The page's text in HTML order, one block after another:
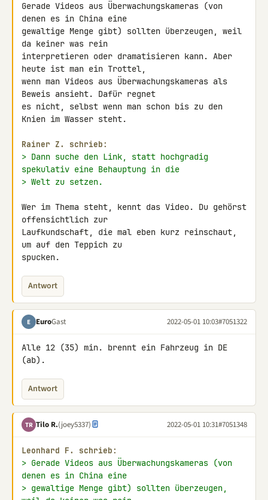
Gerade Videos aus Überwachungskameras (von
denen es in China eine
gewaltige Menge gibt) sollten überzeugen, weil
da keiner was rein
interpretieren oder dramatisieren kann. Aber
heute ist man ein Trottel,
wenn man Videos aus Überwachungskameras als
Beweis ansieht. Dafür regnet
es nicht, selbst wenn man schon bis zu den
Knien im Wasser steht.
Rainer Z. schrieb:
> Dann suche den Link, statt hochgradig
spekulativ eine Behauptung in die
> Welt zu setzen.
Wer im Thema steht, kennt das Video. Du gehörst
offensichtlich zur
Laufkundschaft, die mal eben kurz reinschaut,
um auf den Teppich zu
spucken.
Antwort
E EuroGast 2022-05-01 10:03#7051322
Alle 12 (35) min. brennt ein Fahrzeug in DE
(ab).
Antwort
TR Tilo R.(joey5337) 2022-05-01 10:31#7051348
Leonhard F. schrieb:
> Gerade Videos aus Überwachungskameras (von
denen es in China eine
> gewaltige Menge gibt) sollten überzeugen,